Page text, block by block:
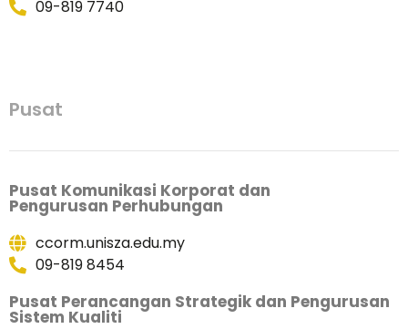
09-819 7740
Pusat
Pusat Komunikasi Korporat dan
Pengurusan Perhubungan
ccorm.unisza.edu.my
09-819 8454
Pusat Perancangan Strategik dan Pengurusan
Sistem Kualiti